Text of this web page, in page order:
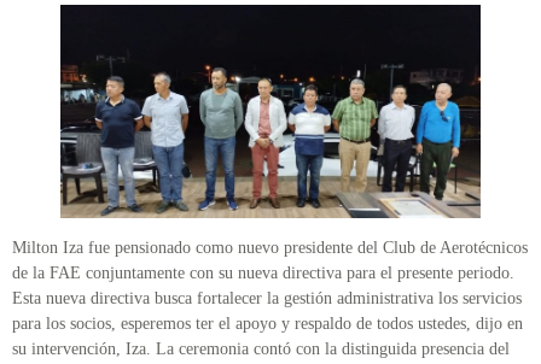
Milton Iza fue pensionado como nuevo presidente del Club de Aerotécnicos
de la FAE conjuntamente con su nueva directiva para el presente periodo.
Esta nueva directiva busca fortalecer la gestión administrativa los servicios
para los socios, esperemos ter el apoyo y respaldo de todos ustedes, dijo en
su intervención, Iza. La ceremonia contó con la distinguida presencia del